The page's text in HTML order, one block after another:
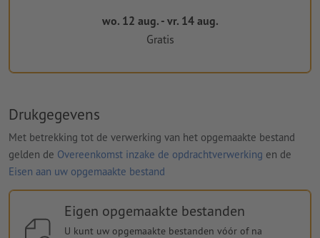
wo. 12 aug. - vr. 14 aug.
Gratis
Drukgegevens
Met betrekking tot de verwerking van het opgemaakte bestand
gelden de Overeenkomst inzake de opdrachtverwerking en de
Eisen aan uw opgemaakte bestand
Eigen opgemaakte bestanden
U kunt uw opgemaakte bestanden vóór of na